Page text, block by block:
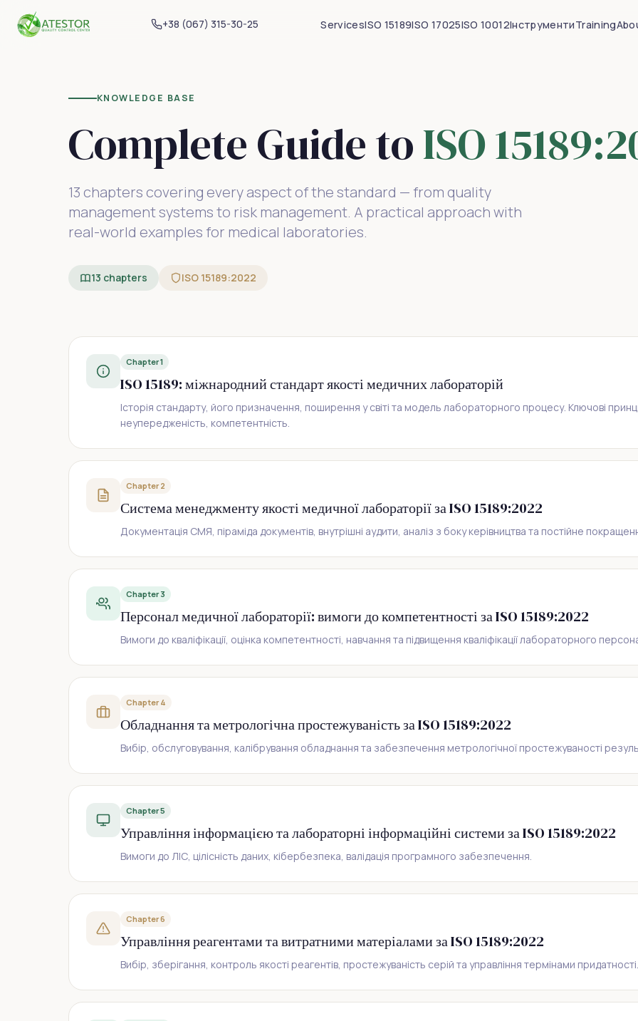
+38 (067) 315-30-25 ServicesISO 15189ISO 17025ISO 10012ІнструментиTraining
KNOWLEDGE BASE
Complete Guide toISO
13 chapters covering every aspect of the standard — from quality
management systems to risk management. A practical approach with
real-world examples for medical laboratories.
13 chapters ISO 15189:2022
Chapter 1
ISO 15189: міжнародний стандарт якості медичних лабораторій
Історія стандарту, його призначення, поширення у світі та модель лабораторного процесу. Ключові
неупередженість, компетентність.
Chapter 2
Система менеджменту якості медичної лабораторії за ISO 15189:2022
Документація СМЯ, піраміда документів, внутрішні аудити, аналіз з боку керівництва та постійне
Chapter 3
Персонал медичної лабораторії: вимоги до компетентності за ISO 15189:2022
Вимоги до кваліфікації, оцінка компетентності, навчання та підвищення кваліфікації лабораторного
Chapter 4
Обладнання та метрологічна простежуваність за ISO 15189:2022
Вибір, обслуговування, калібрування обладнання та забезпечення метрологічної простежуваності
Chapter 5
Управління інформацією та лабораторні інформаційні системи за ISO 15189:2022
Вимоги до ЛІС, цілісність даних, кібербезпека, валідація програмного забезпечення.
Chapter 6
Управління реагентами та витратними матеріалами за ISO 15189:2022
Вибір, зберігання, контроль якості реагентів, простежуваність серій та управління термінами придатності.